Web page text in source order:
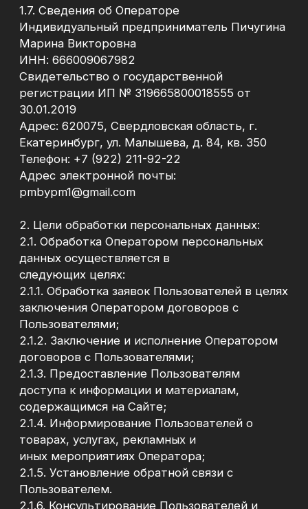
должность;
вид деятельности;
сфера деятельности.
3.1.1. Оператор вправе обрабатывать иные
сведения, добровольно предоставленные
Пользователем в формах, размещенных на
Сайте, включая сведения о запросе, задаче,
деятельности Пользователя и иную
информацию, предоставленную
3.2. Оператор собирает и обрабатывает
обезличенные данные о посетителях (в т.ч.
файлы «cookie») с помощью сервисов
интернет-статистики и рекламы (Яндекс
Метрика, Гугл Аналитика и других).
3.2.1. При использовании Сайта
IP-адрес;
сведения о браузере и устройстве
Пользователя;
информация о действиях Пользователя на
Сайте;
Пользователь вправе ограничить или
отключить использование файлов cookie в
3.3. Оператор не обрабатывает
данных специальные категории персональных
данных.3.4. Оператор не обрабатывает
предусмотренные Законом о персональных
данных биометрические категории
персональных данных.
4. Порядок и условия обработки
персональных данных:
4.1. Обработка персональных данных
осуществляется Оператором с согласия
Пользователей на обработку их
персональных данных, а также без такового в
случаях, предусмотренных